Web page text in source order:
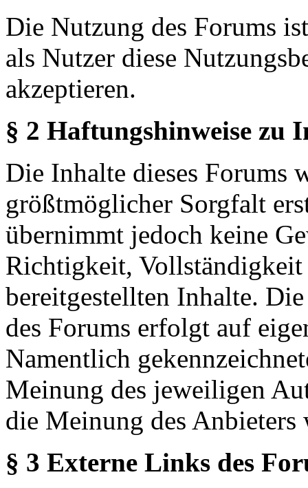
Die Nutzung des Forums
als Nutzer diese
akzeptieren.
§ 2 Haftungshinweise zu
Die Inhalte dieses Forums
größtmöglicher Sorgfalt
übernimmt jedoch keine
Richtigkeit,
bereitgestellten Inhalte.
des Forums erfolgt auf
Namentlich
Meinung des jeweiligen
die Meinung des Anbieters
§ 3 Externe Links des